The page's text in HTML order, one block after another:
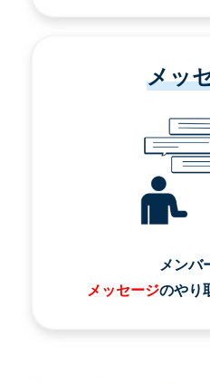
メッ
メンバ
メッセージのやり